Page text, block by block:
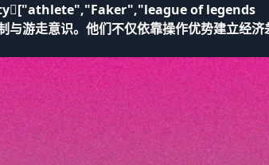
of legends
游走意识。他们不仅依靠操作优势建立经济